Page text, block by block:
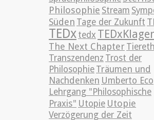
Philosophie Stream
Süden Tage der Zukunft
TEDx tedx
The Next Chapter
Transzendenz Trost der
Philosophie Träumen und
Nachdenken Umberto Eco
Lehrgang "Philosophische
Praxis" Utopie Utopie
Verzögerung der Zeit